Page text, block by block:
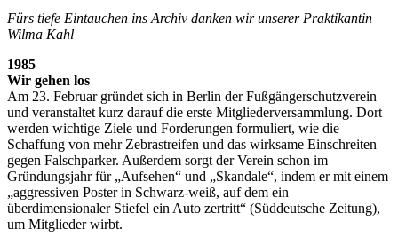
Fürs tiefe Eintauchen ins Archiv danken wir unserer Praktikantin
Wilma Kahl
1985
Wir gehen los
Am 23. Februar gründet sich in Berlin der Fußgängerschutzverein
und veranstaltet kurz darauf die erste Mitgliederversammlung. Dort
werden wichtige Ziele und Forderungen formuliert, wie die
Schaffung von mehr Zebrastreifen und das wirksame Einschreiten
gegen Falschparker. Außerdem sorgt der Verein schon im
Gründungsjahr für „Aufsehen“ und „Skandale“, indem er mit einem
„aggressiven Poster in Schwarz-weiß, auf dem ein
überdimensionaler Stiefel ein Auto zertritt“ (Süddeutsche Zeitung),
um Mitglieder wirbt.